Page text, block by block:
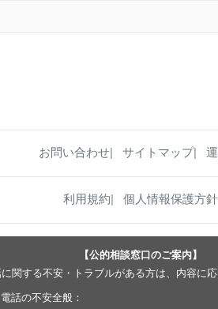
お問い合わせ サイトマップ
利用規約 個人情報保護方針
【公的相談窓口のご案内】
関する不安・トラブルがある方は、内容に
話の不安全般：